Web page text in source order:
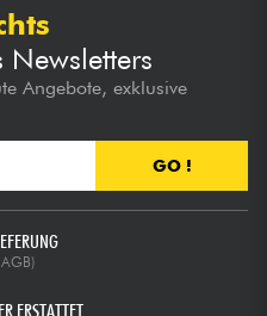
Newsletters
Angebote, exklusive
GO !
ERSTATTET